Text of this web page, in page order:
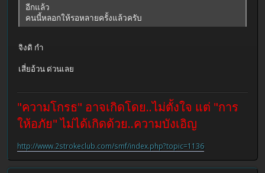
อีกแล้ว
คนนี้หลอกให้รอหลายครั้งแล้วครับ
จิงดิ กำ
เสี่ยอ้วน ด่วนเลย
"ความโกรธ" อาจเกิดโดย..ไม่ตั้งใจ แต่ "การ
ให้อภัย" ไม่ได้เกิดด้วย..ความบังเอิญ
http://www.2strokeclub.com/smf/index.php?topic=1136